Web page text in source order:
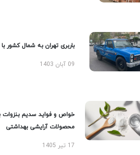
باربری تهران به شمال کشور با
09 آبان 1403
خواص و فواید سدیم بنزوات
محصولات آرایشی بهداشتی
17 تیر 1405